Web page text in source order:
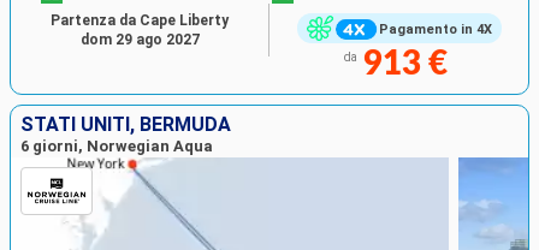
Pagamento in 4X
da 913 €
Partenza da Cape Liberty
dom 29 ago 2027
STATI UNITI, BERMUDA
6 giorni, Norwegian Aqua